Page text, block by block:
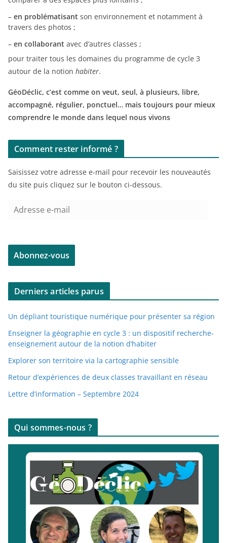
– en problématisant son environnement et notamment à
travers des photos ;
– en collaborant avec d’autres classes ;
pour traiter tous les domaines du programme de cycle 3
autour de la notion habiter.
GéoDéclic, c’est comme on veut, seul, à plusieurs, libre,
accompagné, régulier, ponctuel… mais toujours pour mieux
comprendre le monde dans lequel nous vivons
Comment rester informé ?
Saisissez votre adresse e-mail pour recevoir les nouveautés
du site puis cliquez sur le bouton ci-dessous.
e
s
e
m
a
i
l
Abonnez-vous
Derniers articles parus
Un dépliant touristique numérique pour présenter sa région
Enseigner la géographie en cycle 3 : un dispositif recherche-
enseignement autour de la notion d’habiter
Explorer son territoire via la cartographie sensible
Retour d’expériences de deux classes travaillant en réseau
Lettre d’information – Septembre 2024
Qui sommes-nous ?